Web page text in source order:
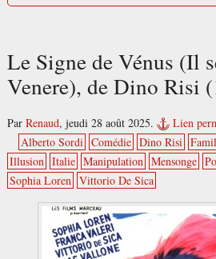
Le Signe de Vénus (Il
Venere), de Dino Risi
Par Renaud, jeudi 28 août 2025. Lien
Alberto Sordi Comédie Dino Risi
Illusion Italie Manipulation Mensonge
Sophia Loren Vittorio De Sica